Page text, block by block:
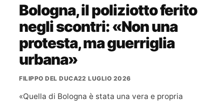
Bologna, il poliziotto ferito
negli scontri: «Non una
protesta, ma guerriglia
urbana»
FILIPPO DEL DUCA22 LUGLIO 2026
«Quella di Bologna è stata una vera e propria